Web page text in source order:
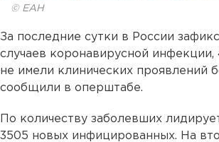
© ЕАН
За последние сутки в России
случаев коронавирусной инфекции,
не имели клинических проявлений
сообщили в оперштабе.
По количеству заболевших
3505 новых инфицированных. На